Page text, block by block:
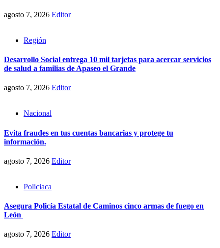
agosto 7, 2026 Editor
Región
Desarrollo Social entrega 10 mil tarjetas para acercar servicios
de salud a familias de Apaseo el Grande
agosto 7, 2026 Editor
Nacional
Evita fraudes en tus cuentas bancarias y protege tu
información.
agosto 7, 2026 Editor
Policiaca
Asegura Policía Estatal de Caminos cinco armas de fuego en
León
agosto 7, 2026 Editor